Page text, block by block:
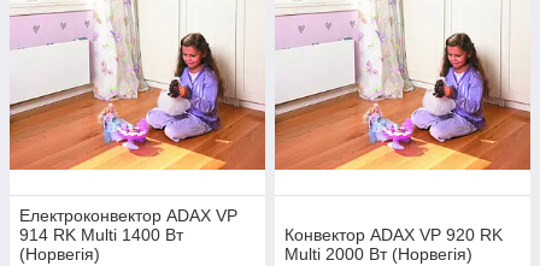
Електроконвектор ADAX VP
914 RK Multi 1400 Вт
(Норвегія)
Конвектор ADAX VP 920 RK
Multi 2000 Вт (Норвегія)